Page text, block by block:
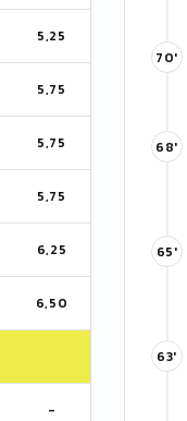
5,25
5,75
5,75
5,75
6,25
6,50
-
70'
68'
65'
63'